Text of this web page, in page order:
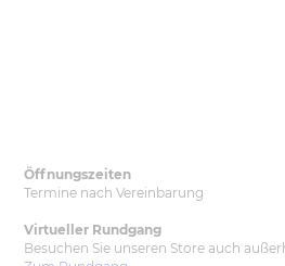
Öffnungszeiten
Termine nach Vereinbarung
Virtueller Rundgang
Besuchen Sie unseren Store auch
Zum Rundgang